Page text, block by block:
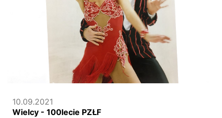
10.09.2021
Wielcy - 100lecie PZŁF